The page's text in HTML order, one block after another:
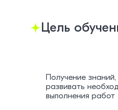
Цель
Получение
развивать
выполнения работ